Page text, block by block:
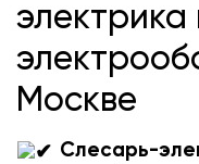
Москве
Слесарь-